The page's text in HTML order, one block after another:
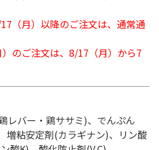
（月）以降のご注文は、通常通
のご注文は、8/17（月）から7
レバー・鶏ササミ)、でんぷん
増粘安定剤(カラギナン)、リン酸